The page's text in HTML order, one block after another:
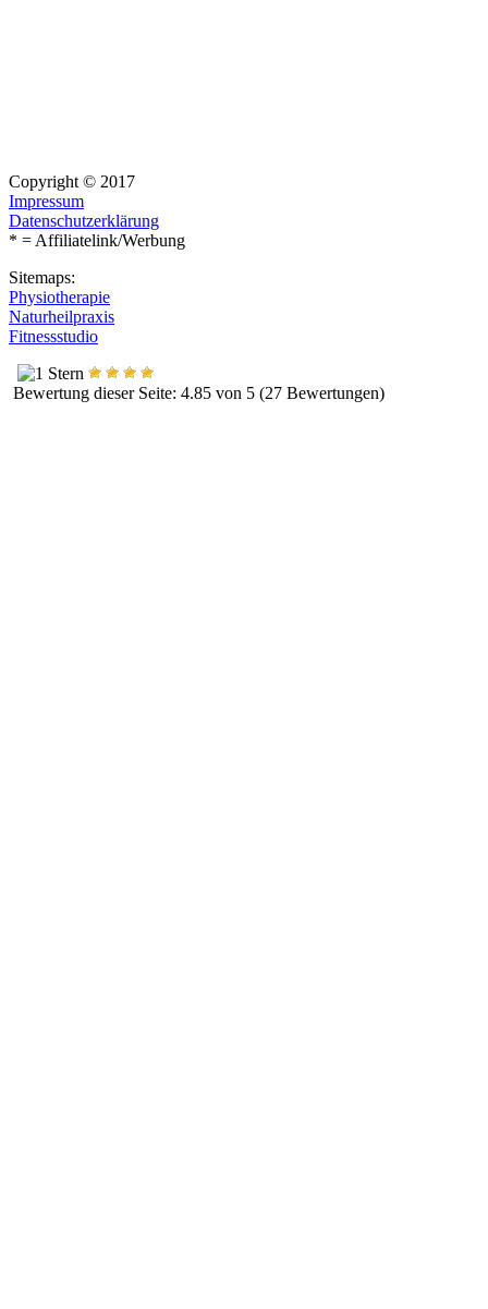
Copyright © 2017
Impressum
Datenschutzerklärung
* = Affiliatelink/Werbung
Sitemaps:
Physiotherapie
Naturheilpraxis
Fitnessstudio
Bewertung dieser Seite: 4.85 von 5 (27 Bewertungen)